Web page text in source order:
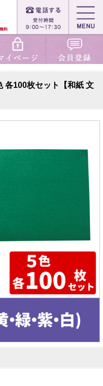
各100枚セット【和紙 文